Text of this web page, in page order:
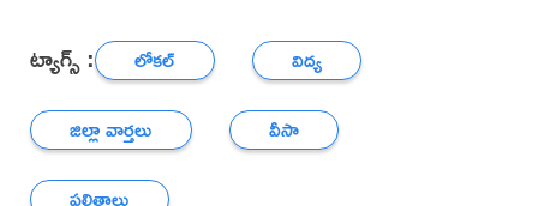
ట్యాగ్స్ : లోకల్
విద్య
జిల్లా వార్తలు
వీసా
ఫలితాలు